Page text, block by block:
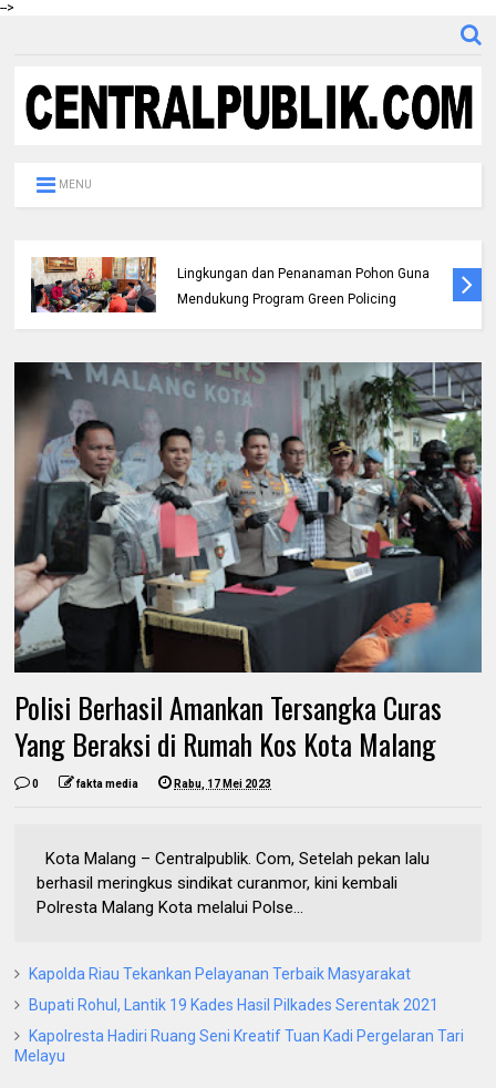
-->
MENU
Wabup Syafaruddin Poti Sampaikan Pesan
Penguatan Ekonomi dan Refleksi Pelayanan
Polisi Berhasil Amankan Tersangka Curas
Yang Beraksi di Rumah Kos Kota Malang
0 fakta media Rabu, 17 Mei 2023
Kota Malang – Centralpublik. Com, Setelah pekan lalu
berhasil meringkus sindikat curanmor, kini kembali
Polresta Malang Kota melalui Polse...
Kapolda Riau Tekankan Pelayanan Terbaik Masyarakat
Bupati Rohul, Lantik 19 Kades Hasil Pilkades Serentak 2021
Kapolresta Hadiri Ruang Seni Kreatif Tuan Kadi Pergelaran Tari
Melayu